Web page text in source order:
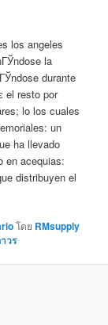
los angeles
la
durante
el resto por
lo los cuales
un
ha llevado
en acequias:
distribuyen el
โดย RMsupply
วร